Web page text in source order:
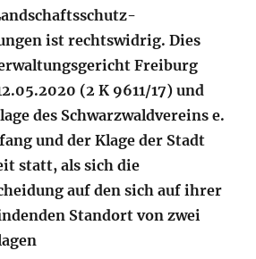
ist rechtswidrig. Dies
Freiburg
(2 K 9611/17) und
des Schwarzwaldvereins e.
und der Klage der Stadt
statt, als sich die
auf den sich auf ihrer
Standort von zwei